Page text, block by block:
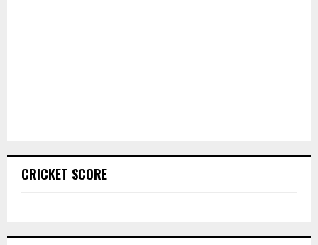
CRICKET SCORE